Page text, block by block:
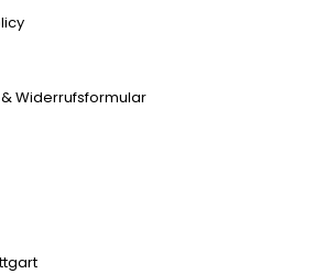
Widerrufsformular